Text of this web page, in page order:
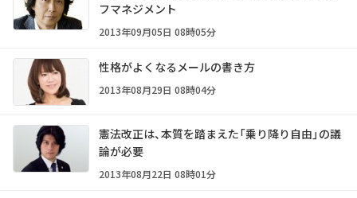
フマネジメント
2013年09月05日 08時05分
性格がよくなるメールの書き方
2013年08月29日 08時04分
憲法改正は、本質を踏まえた「乗り降り自由」の議
論が必要
2013年08月22日 08時01分